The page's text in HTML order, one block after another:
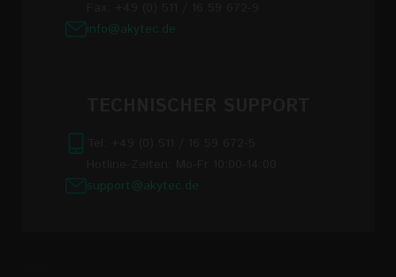
info@akytec.de
support@akytec.de